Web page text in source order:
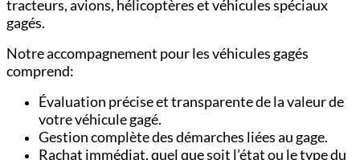
tracteurs,avions, hélicoptères et véhicules spéciaux
gagés.
Notre accompagnement pour les véhicules gagés
comprend:
Évaluation précise et transparente de la valeur de
votre véhicule gagé.
Gestion complète des démarches liées au gage.
Rachat immédiat, quel que soit l’état ou le type du